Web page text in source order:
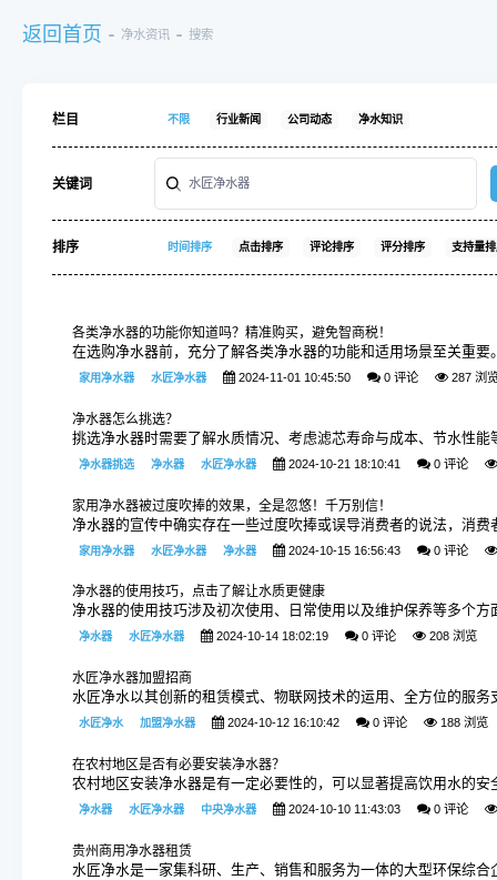
返回首页 净水资讯 搜索
栏目 不限 行业新闻 公司动态 净水知识
关键词
排序 时间排序 点击排序 评论排序 评分排序 支持量
各类净水器的功能你知道吗？精准购买，避免智商税！
在选购净水器前，充分了解各类净水器的功能和适用场景至关重要
家用净水器 水匠净水器 2024-11-01 10:45:50 0 评论 287 浏
净水器怎么挑选？
挑选净水器时需要了解水质情况、考虑滤芯寿命与成本、节水性能
净水器挑选 净水器 水匠净水器 2024-10-21 18:10:41 0 评论
家用净水器被过度吹捧的效果，全是忽悠！千万别信！
净水器的宣传中确实存在一些过度吹捧或误导消费者的说法，消费
家用净水器 水匠净水器 净水器 2024-10-15 16:56:43 0 评论
净水器的使用技巧，点击了解让水质更健康
净水器的使用技巧涉及初次使用、日常使用以及维护保养等多个方
净水器 水匠净水器 2024-10-14 18:02:19 0 评论 208 浏览
水匠净水器加盟招商
水匠净水以其创新的租赁模式、物联网技术的运用、全方位的服
水匠净水 加盟净水器 2024-10-12 16:10:42 0 评论 188 浏览
在农村地区是否有必要安装净水器？
农村地区安装净水器是有一定必要性的，可以显著提高饮用水的
净水器 水匠净水器 中央净水器 2024-10-10 11:43:03 0 评论
贵州商用净水器租赁
水匠净水是一家集科研、生产、销售和服务为一体的大型环保综合